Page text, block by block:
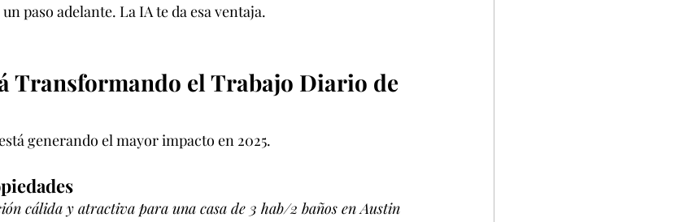
paso adelante. La IA te da esa ventaja.
Transformando el Trabajo Diario de
generando el mayor impacto en 2025.
cálida y atractiva para una casa de 3 hab/2 baños en Austin